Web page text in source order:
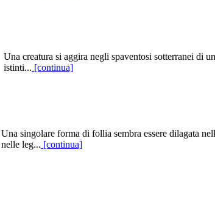
Una creatura si aggira negli spaventosi sotterranei di
istinti... [continua]
Una singolare forma di follia sembra essere dilagata
nelle leg... [continua]